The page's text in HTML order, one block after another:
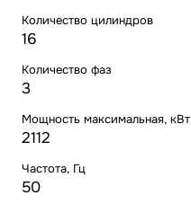
Количество цилиндров
16
Количество фаз
3
Мощность максимальная, кВт
2112
Частота, Гц
50